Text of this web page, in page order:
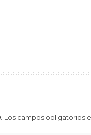
Los campos obligatorios